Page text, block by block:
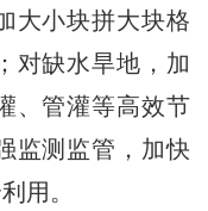
大小块拼大块格
对缺水旱地，加
、管灌等高效节
监测监管，加快
用。